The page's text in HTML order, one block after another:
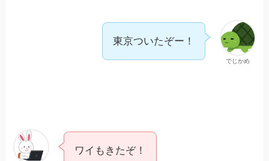
でじかめ
東京ついたぞー！
ワイもきたぞ！